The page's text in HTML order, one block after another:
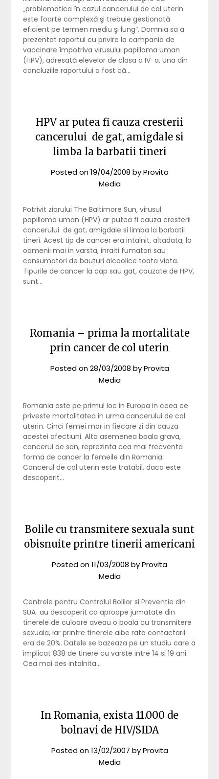
„problematica în cazul cancerului de col uterin
este foarte complexă şi trebuie gestionată
eficient pe termen mediu şi lung”. Domnia sa a
prezentat raportul cu privire la campania de
vaccinare împotriva virusului papilloma uman
(HPV), adresată elevelor de clasa a IV-a. Una din
concluziile raportului a fost că…
HPV ar putea fi cauza cresterii
cancerului de gat, amigdale si
limba la barbatii tineri
Posted on19/04/2008 byProvita
Media
Potrivit ziarului The Baltimore Sun, virusul
papilloma uman (HPV) ar putea fi cauza cresterii
cancerului de gat, amigdale si limba la barbatii
tineri. Acest tip de cancer era intalnit, altadata, la
oamenii mai in varsta, inraiti fumatori sau
consumatori de bauturi alcoolice toata viata.
Tipurile de cancer la cap sau gat, cauzate de HPV,
sunt…
Romania – prima la mortalitate
prin cancer de col uterin
Posted on28/03/2008 byProvita
Media
Romania este pe primul loc in Europa in ceea ce
priveste mortalitatea in urma cancerului de col
uterin. Cinci femei mor in fiecare zi din cauza
acestei afectiuni. Alta asemenea boala grava,
cancerul de san, reprezinta cea mai frecventa
forma de cancer la femeile din Romania.
Cancerul de col uterin este tratabil, daca este
descoperit…
Bolile cu transmitere sexuala sunt
obisnuite printre tinerii americani
Posted on11/03/2008 byProvita
Media
Centrele pentru Controlul Bolilor si Preventie din
SUA au descoperit ca aproape jumatate din
tinerele de culoare aveau o boala cu transmitere
sexuala, iar printre tinerele albe rata contactarii
era de 20%. Datele se bazeaza pe un studiu care a
implicat 838 de tinere cu varste intre 14 si 19 ani.
Cea mai des intalnita…
In Romania, exista 11.000 de
bolnavi de HIV/SIDA
Posted on13/02/2007 byProvita
Media